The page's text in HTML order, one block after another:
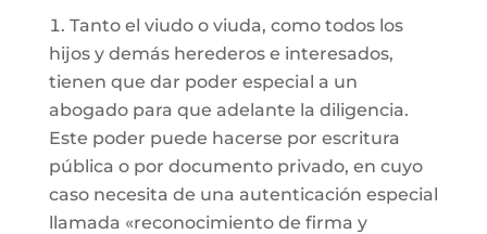
Tanto el viudo o viuda, como todos los
hijos y demás herederos e interesados,
tienen que dar poder especial a un
abogado para que adelante la diligencia.
Este poder puede hacerse por escritura
pública o por documento privado, en cuyo
caso necesita de una autenticación especial
llamada «reconocimiento de firma y